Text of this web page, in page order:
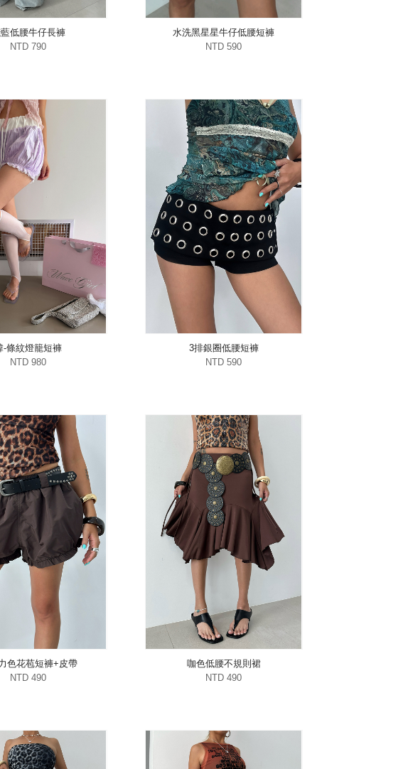
低腰牛仔長褲
NTD 790
水洗黑星星牛仔低腰短褲
NTD 590
-條紋燈籠短褲
NTD 980
3排銀圈低腰短褲
NTD 590
色花苞短褲+皮帶
NTD 490
咖色低腰不規則裙
NTD 490